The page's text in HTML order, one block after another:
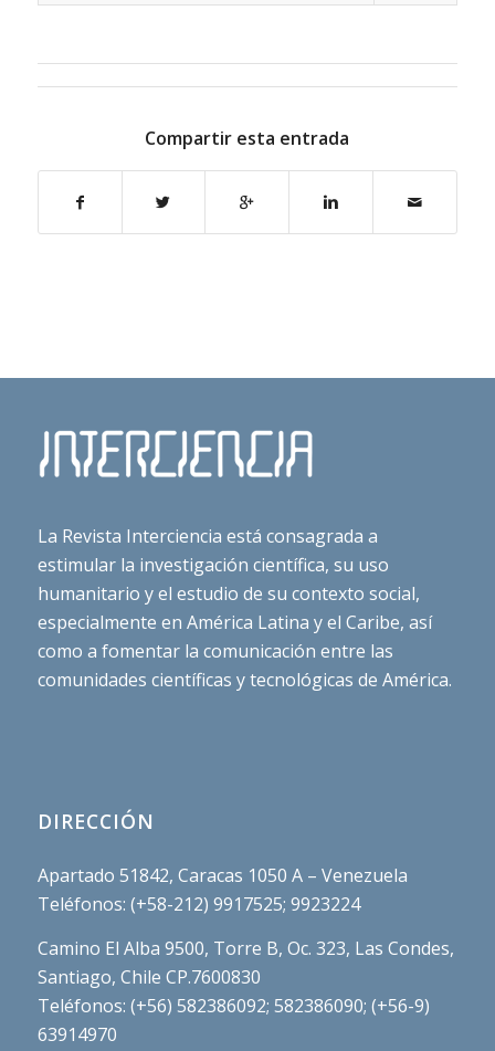
Compartir esta entrada
La Revista Interciencia está consagrada a
estimular la investigación científica, su uso
humanitario y el estudio de su contexto social,
especialmente en América Latina y el Caribe, así
como a fomentar la comunicación entre las
comunidades científicas y tecnológicas de América.
DIRECCIÓN
Apartado 51842, Caracas 1050 A – Venezuela
Teléfonos: (+58-212) 9917525; 9923224
Camino El Alba 9500, Torre B, Oc. 323, Las Condes,
Santiago, Chile CP.7600830
Teléfonos: (+56) 582386092; 582386090; (+56-9)
63914970